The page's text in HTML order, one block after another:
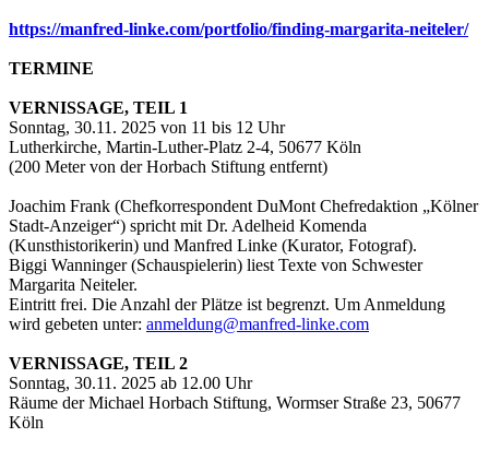
https://manfred-linke.com/portfolio/finding-margarita-neiteler/
TERMINE
VERNISSAGE, TEIL 1
Sonntag, 30.11. 2025 von 11 bis 12 Uhr
Lutherkirche, Martin-Luther-Platz 2-4, 50677 Köln
(200 Meter von der Horbach Stiftung entfernt)
Joachim Frank (Chefkorrespondent DuMont Chefredaktion „Kölner
Stadt-Anzeiger“) spricht mit Dr. Adelheid Komenda
(Kunsthistorikerin) und Manfred Linke (Kurator, Fotograf).
Biggi Wanninger (Schauspielerin) liest Texte von Schwester
Margarita Neiteler.
Eintritt frei. Die Anzahl der Plätze ist begrenzt. Um Anmeldung
wird gebeten unter: anmeldung@manfred-linke.com
VERNISSAGE, TEIL 2
Sonntag, 30.11. 2025 ab 12.00 Uhr
Räume der Michael Horbach Stiftung, Wormser Straße 23, 50677
Köln